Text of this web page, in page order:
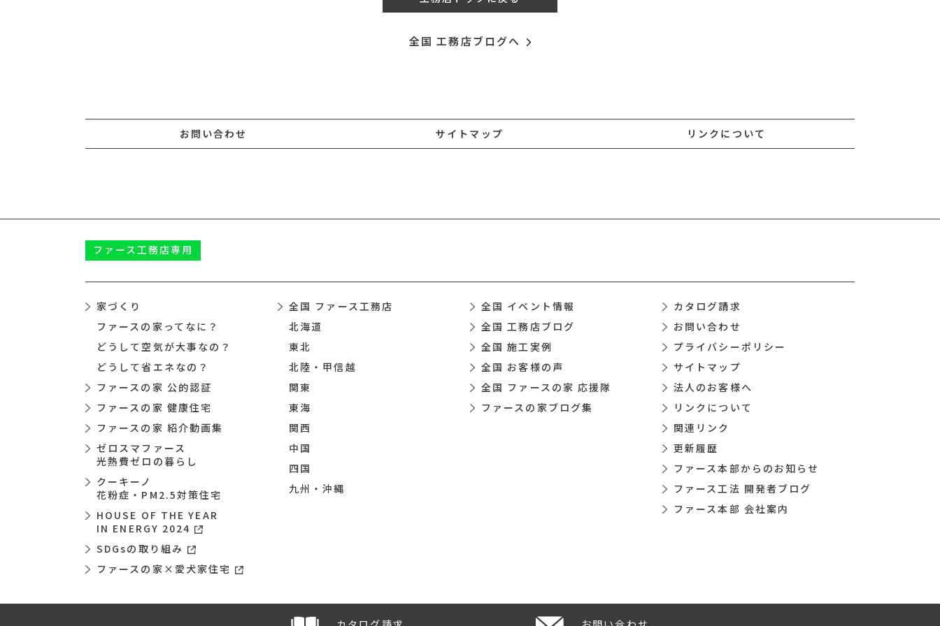
全国 工務店ブログへ
お問い合わせ サイトマップ リンクについて
ファース工務店専用
家づくり
ファースの家ってなに？
どうして空気が大事なの？
どうして省エネなの？
ファースの家 公的認証
ファースの家 健康住宅
ファースの家 紹介動画集
ゼロスマファース
光熱費ゼロの暮らし
クーキーノ
花粉症・PM2.5対策住宅
HOUSE OF THE YEAR
IN ENERGY 2024
SDGsの取り組み
ファースの家×愛犬家住宅
全国 ファース工務店
北海道
東北
北陸・甲信越
関東
東海
関西
中国
四国
九州・沖縄
全国 イベント情報
全国 工務店ブログ
全国 施工実例
全国 お客様の声
全国 ファースの家 応援隊
ファースの家ブログ集
カタログ請求
お問い合わせ
プライバシーポリシー
サイトマップ
法人のお客様へ
リンクについて
関連リンク
更新履歴
ファース本部からのお知らせ
ファース工法 開発者ブログ
ファース本部 会社案内